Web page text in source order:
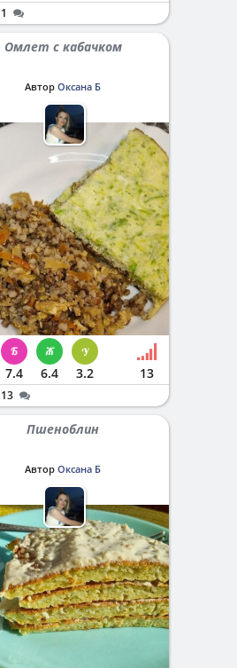
1
Омлет с кабачком
Автор Оксана Б
7.4 6.4 3.2 13
13
Пшеноблин
Автор Оксана Б